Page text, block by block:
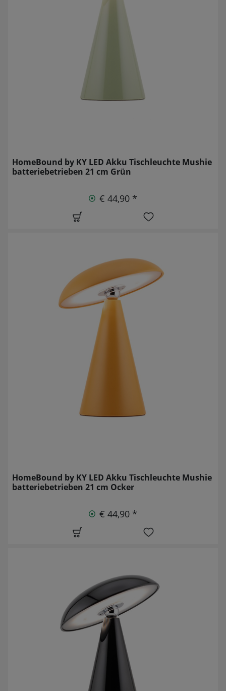
HomeBound by KY LED Akku Tischleuchte Mushie
batteriebetrieben 21 cm Grün
€ 44,90 *
HomeBound by KY LED Akku Tischleuchte Mushie
batteriebetrieben 21 cm Ocker
€ 44,90 *